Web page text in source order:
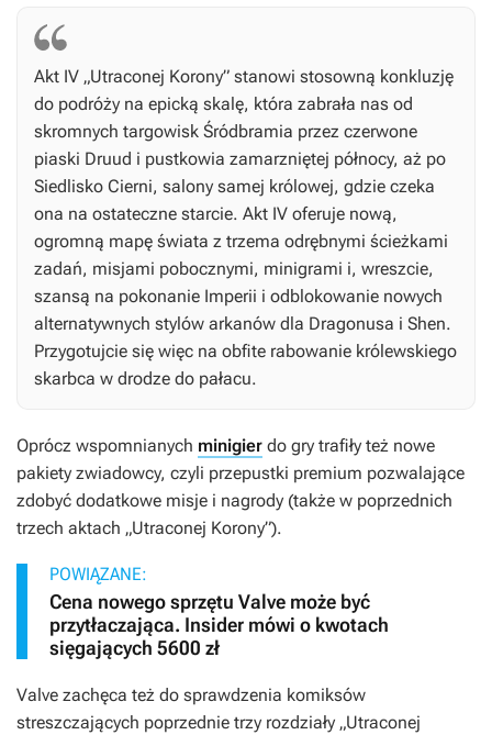
Akt IV „Utraconej Korony” stanowi stosowną konkluzję
do podróży na epicką skalę, która zabrała nas od
skromnych targowisk Śródbramia przez czerwone
piaski Druud i pustkowia zamarzniętej północy, aż po
Siedlisko Cierni, salony samej królowej, gdzie czeka
ona na ostateczne starcie. Akt IV oferuje nową,
ogromną mapę świata z trzema odrębnymi ścieżkami
zadań, misjami pobocznymi, minigrami i, wreszcie,
szansą na pokonanie Imperii i odblokowanie nowych
alternatywnych stylów arkanów dla Dragonusa i Shen.
Przygotujcie się więc na obfite rabowanie królewskiego
skarbca w drodze do pałacu.
Oprócz wspomnianych minigier do gry trafiły też nowe
pakiety zwiadowcy, czyli przepustki premium pozwalające
zdobyć dodatkowe misje i nagrody (także w poprzednich
trzech aktach „Utraconej Korony”).
POWIĄZANE:
Cena nowego sprzętu Valve może być
przytłaczająca. Insider mówi o kwotach
sięgających 5600 zł
Valve zachęca też do sprawdzenia komiksów
streszczających poprzednie trzy rozdziały „Utraconej